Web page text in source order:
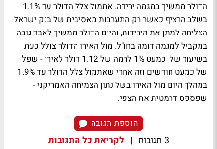
הדולר ממשיך במגמה ירידה. אתמול צלל הדולר עד 1.1%
בשלב הרציף כאשר רק התערבות מאסיבית של בנק ישראל
הצליחה למתן את הירידות, והיום הדולר ממשיך לאבד גובה -
במקביל למגמה דומה בחו"ל. מול האירו הדולר צולל כעת
בשיעור של כמעט 1% לרמה של 1.12 דולר לאירו - שפל
של כמעט חודשים וזה אחרי שאתמול צלל הדולר עד 1.9%
במהלך היום מול האירו בשל נתון הצמיחה האמריקני -
שפספס דרמטית את הצפי.
הוספת תגובה
3 תגובות | לקריאת כל התגובות